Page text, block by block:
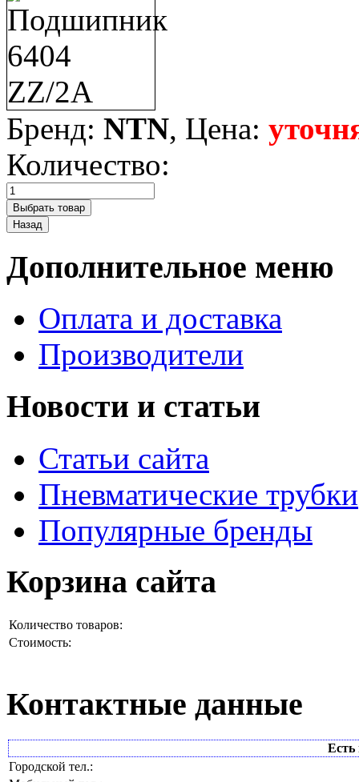
Бренд: NTN, Цена:
Количество:
Дополнительное меню
Оплата и доставка
Производители
Новости и статьи
Статьи сайта
Пневматические трубки
Популярные бренды
Корзина сайта
Количество товаров:
Стоимость:
Контактные данные
Есть
Городской тел.: